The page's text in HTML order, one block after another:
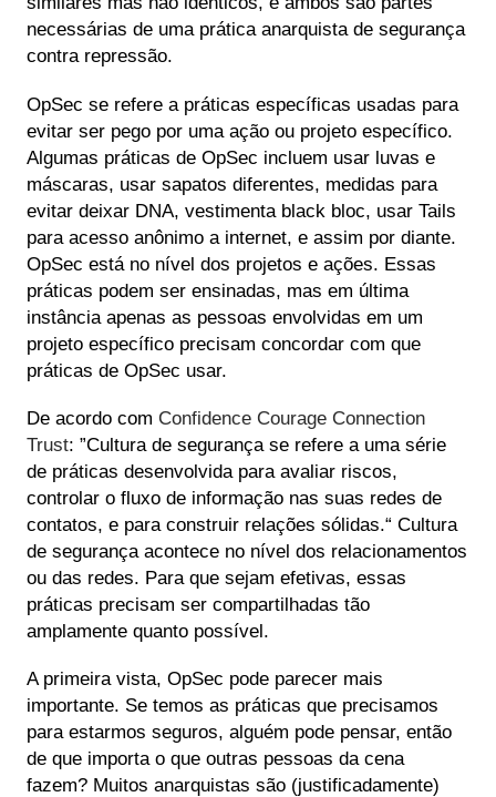
necessárias de uma prática anarquista de segurança
contra repressão.
OpSec se refere a práticas específicas usadas para
evitar ser pego por uma ação ou projeto específico.
Algumas práticas de OpSec incluem usar luvas e
máscaras, usar sapatos diferentes, medidas para
evitar deixar DNA, vestimenta black bloc, usar Tails
para acesso anônimo a internet, e assim por diante.
OpSec está no nível dos projetos e ações. Essas
práticas podem ser ensinadas, mas em última
instância apenas as pessoas envolvidas em um
projeto específico precisam concordar com que
práticas de OpSec usar.
De acordo com Confidence Courage Connection
Trust: ”Cultura de segurança se refere a uma série
de práticas desenvolvida para avaliar riscos,
controlar o fluxo de informação nas suas redes de
contatos, e para construir relações sólidas.“ Cultura
de segurança acontece no nível dos relacionamentos
ou das redes. Para que sejam efetivas, essas
práticas precisam ser compartilhadas tão
amplamente quanto possível.
A primeira vista, OpSec pode parecer mais
importante. Se temos as práticas que precisamos
para estarmos seguros, alguém pode pensar, então
de que importa o que outras pessoas da cena
fazem? Muitos anarquistas são (justificadamente)